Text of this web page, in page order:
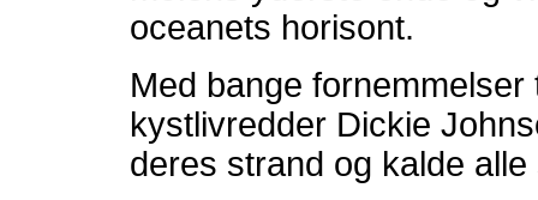
oceanets horisont.
Med bange
kystlivredder Dickie
deres strand og kalde